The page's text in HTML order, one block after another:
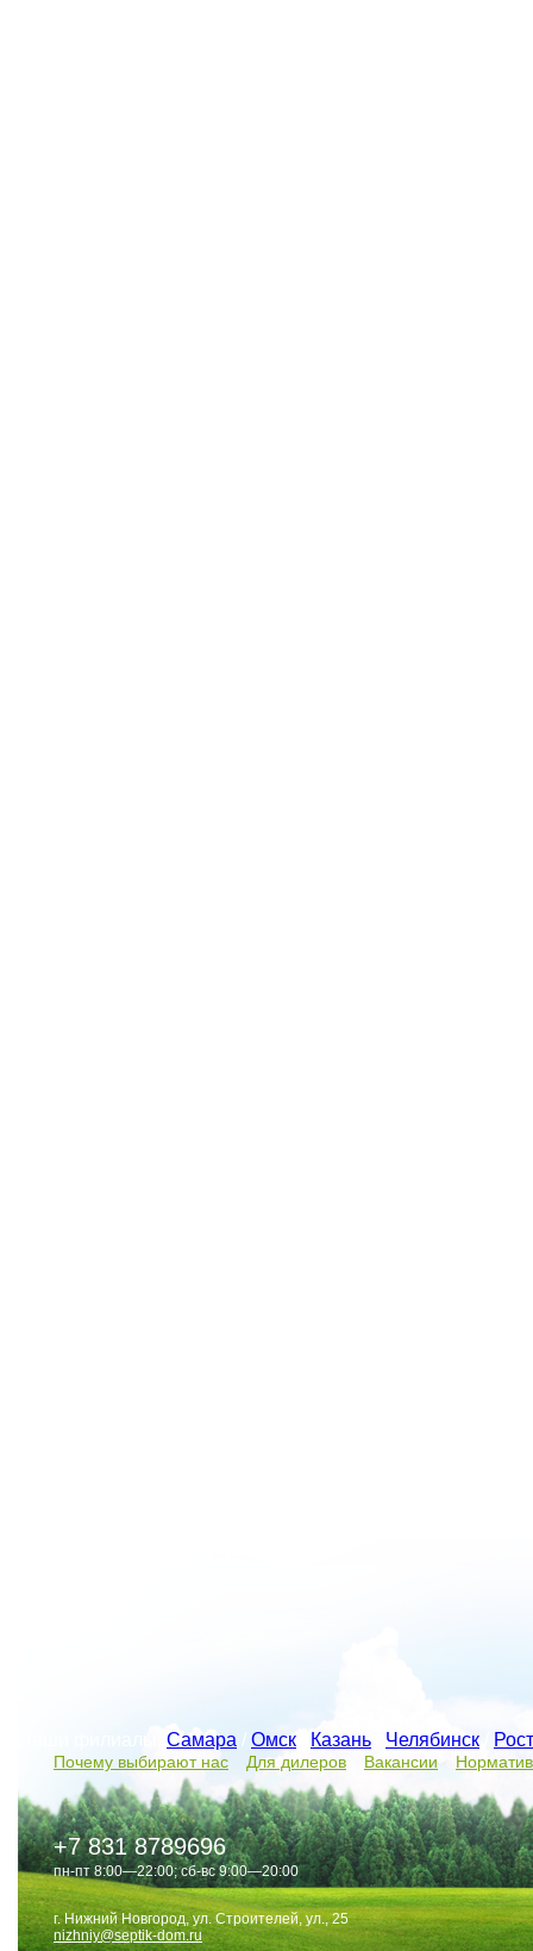
Самара / Омск Казань Челябинск
Почему выбирают нас Для дилеров Вакансии
+7 831 8789696
пн-пт 8:00—22:00; сб-вс 9:00—20:00
г. Нижний Новгород, ул. Строителей, ул., 25
nizhniy@septik-dom.ru